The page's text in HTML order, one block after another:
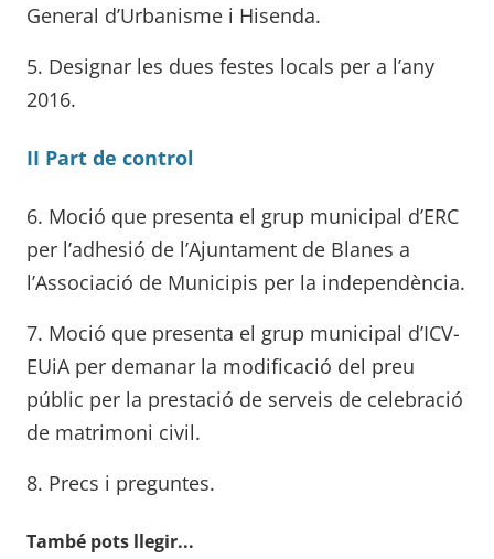
General d’Urbanisme i Hisenda.
5. Designar les dues festes locals per a l’any
2016.
II Part de control
6. Moció que presenta el grup municipal d’ERC
per l’adhesió de l’Ajuntament de Blanes a
l’Associació de Municipis per la independència.
7. Moció que presenta el grup municipal d’ICV-
EUiA per demanar la modificació del preu
públic per la prestació de serveis de celebració
de matrimoni civil.
8. Precs i preguntes.
També pots llegir...